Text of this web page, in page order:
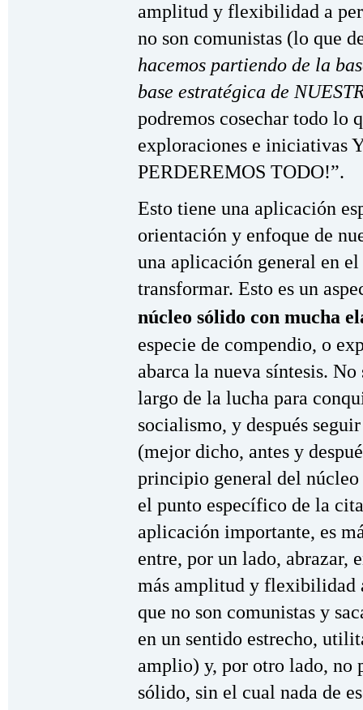
amplitud y flexibilidad a
no son comunistas (lo que
hacemos partiendo de la
base estratégica de
podremos cosechar todo lo
exploraciones e iniciativas
PERDEREMOS TODO!”.
Esto tiene una aplicación
orientación y enfoque de
una aplicación general en
transformar. Esto es un
núcleo sólido con mucha
especie de compendio, o
abarca la nueva síntesis.
largo de la lucha para
socialismo, y después
(mejor dicho, antes y
principio general del
el punto específico de la
aplicación importante, es
entre, por un lado, abrazar,
más amplitud y flexibilidad
que no son comunistas y
en un sentido estrecho,
amplio) y, por otro lado, no
sólido, sin el cual nada de